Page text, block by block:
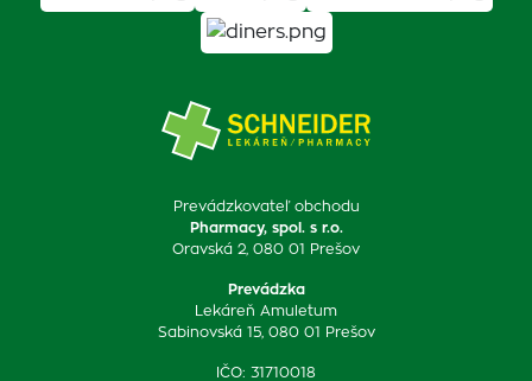
Prevádzkovateľ obchodu
Pharmacy, spol. s r.o.
Oravská 2, 080 01 Prešov
Prevádzka
Lekáreň Amuletum
Sabinovská 15, 080 01 Prešov
IČO: 31710018